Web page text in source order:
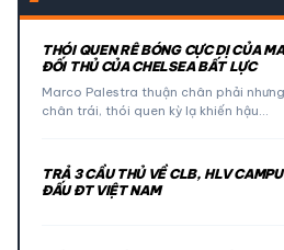
THÓI QUEN RÊ BÓNG CỰC DỊ CỦA
ĐỐI THỦ CỦA CHELSEA BẤT LỰC
Marco Palestra thuận chân phải
chân trái, thói quen kỳ lạ khiến hậu…
TRẢ 3 CẦU THỦ VỀ CLB, HLV
ĐẤU ĐT VIỆT NAM